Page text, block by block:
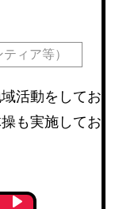
ィア等）
活動をしてお
も実施してお